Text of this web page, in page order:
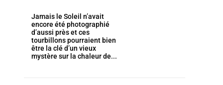
Jamais le Soleil n’avait
encore été photographié
d’aussi près et ces
tourbillons pourraient bien
être la clé d’un vieux
mystère sur la chaleur de...